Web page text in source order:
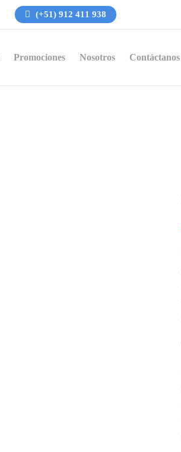
(+51) 912 411 938
Promociones Nosotros Contáctanos